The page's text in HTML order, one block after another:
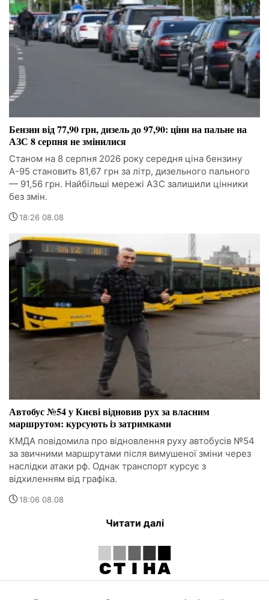
Бензин від 77,90 грн, дизель до 97,90: ціни на пальне на
АЗС 8 серпня не змінилися
Станом на 8 серпня 2026 року середня ціна бензину
А-95 становить 81,67 грн за літр, дизельного пального
— 91,56 грн. Найбільші мережі АЗС залишили цінники
без змін.
18:26 08.08
Автобус №54 у Києві відновив рух за власним
маршрутом: курсують із затримками
КМДА повідомила про відновлення руху автобусів №54
за звичними маршрутами після вимушеної зміни через
наслідки атаки рф. Однак транспорт курсує з
відхиленням від графіка.
18:06 08.08
Читати далі